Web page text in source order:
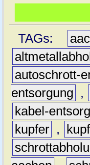
TAGs:
autoschrott-
entsorgung
,
kabel-
kupfer ,